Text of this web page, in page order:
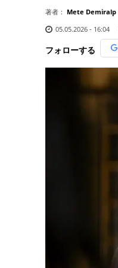
著者： Mete Demiralp
05.05.2026 - 16:04
フォローする